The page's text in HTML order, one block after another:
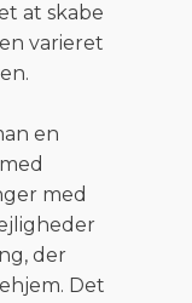
at skabe
varieret
en
med
der
Det